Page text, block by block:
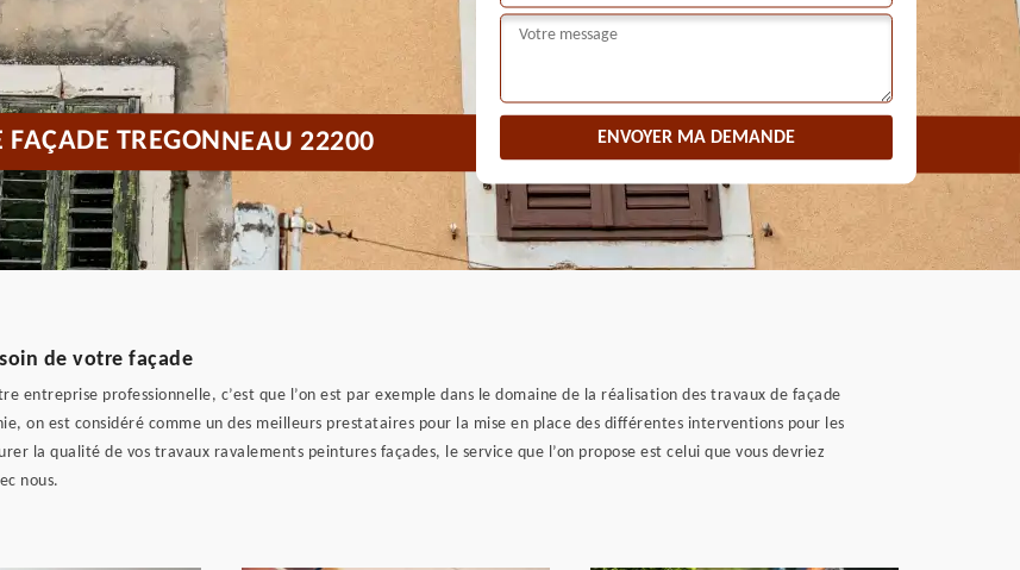
TREGONNEAU 22200
de votre façade
entreprise professionnelle, c’est que l’on est par exemple dans le domaine de la réalisation des travaux de façade
on est considéré comme un des meilleurs prestataires pour la mise en place des différentes interventions pour les
la qualité de vos travaux ravalements peintures façades, le service que l’on propose est celui que vous devriez
nous.